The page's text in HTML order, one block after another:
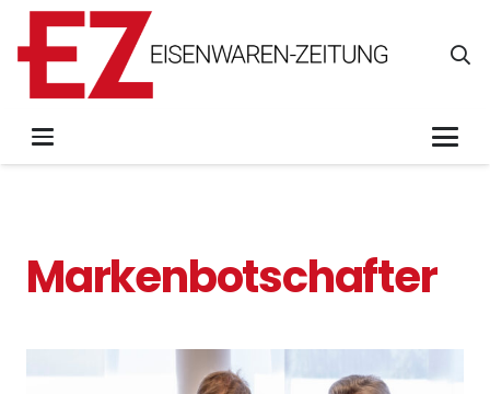
Markenbotschafter